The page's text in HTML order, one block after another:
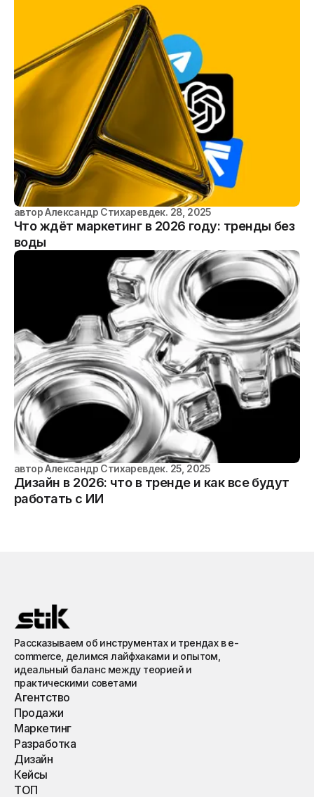
автор Александр Стихаревдек. 28, 2025
Что ждёт маркетинг в 2026 году: тренды без
воды
автор Александр Стихаревдек. 25, 2025
Дизайн в 2026: что в тренде и как все будут
работать с ИИ
Рассказываем об инструментах и трендах в e-
commerce, делимся лайфхаками и опытом,
идеальный баланс между теорией и
практическими советами
Агентство
Продажи
Маркетинг
Разработка
Дизайн
Кейсы
ТОП